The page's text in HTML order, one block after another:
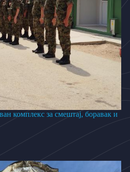
комплекс за смештај, боравак и